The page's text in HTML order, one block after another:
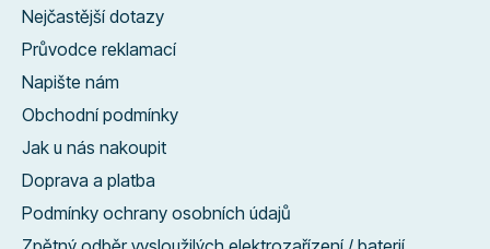
Nejčastější dotazy
Průvodce reklamací
Napište nám
Obchodní podmínky
Jak u nás nakoupit
Doprava a platba
Podmínky ochrany osobních údajů